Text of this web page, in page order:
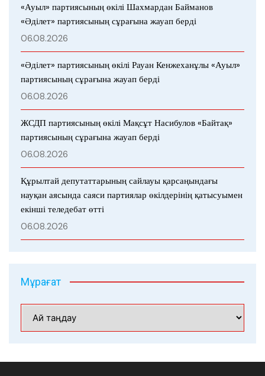
«Ауыл» партиясының өкілі Шахмардан Байманов
«Әділет» партиясының сұрағына жауап берді
06.08.2026
«Әділет» партиясының өкілі Рауан Кенжеханұлы «Ауыл»
партиясының сұрағына жауап берді
06.08.2026
ЖСДП партиясының өкілі Мақсұт Насибулов «Байтақ»
партиясының сұрағына жауап берді
06.08.2026
Құрылтай депутаттарының сайлауы қарсаңындағы
науқан аясында саяси партиялар өкілдерінің қатысуымен
екінші теледебат өтті
06.08.2026
Мұрағат